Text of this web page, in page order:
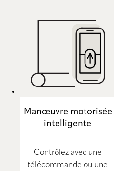
Manœuvre motorisée
intelligente
Contrôlez avec une
télécommande ou une